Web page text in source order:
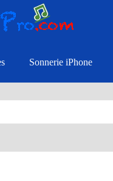
Sonnerie iPhone